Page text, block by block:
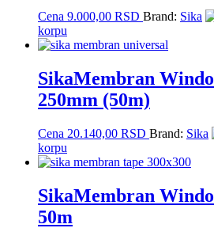
Cena 9.000,00 RSD Brand: Sika
korpu
SikaMembran
250mm (50m)
Cena 20.140,00 RSD Brand: Sika
korpu
SikaMembran
50m